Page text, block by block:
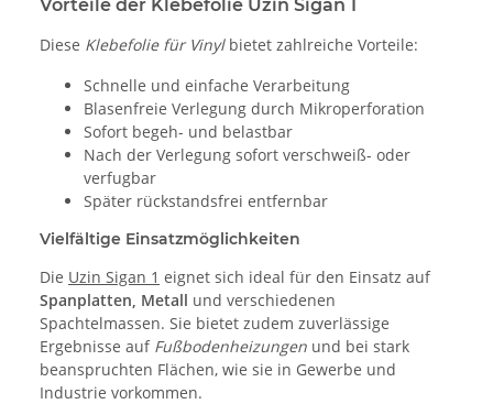
Vorteile der Klebefolie Uzin Sigan 1
Diese Klebefolie für Vinylbietet zahlreiche Vorteile:
Schnelle und einfache Verarbeitung
Blasenfreie Verlegung durch Mikroperforation
Sofort begeh- und belastbar
Nach der Verlegung sofort verschweiß- oder
verfugbar
Später rückstandsfrei entfernbar
Vielfältige Einsatzmöglichkeiten
Die Uzin Sigan 1 eignet sich ideal für den Einsatz auf
Spanplatten, Metall und verschiedenen
Spachtelmassen. Sie bietet zudem zuverlässige
Ergebnisse auf Fußbodenheizungen und bei stark
beanspruchten Flächen, wie sie in Gewerbe und
Industrie vorkommen.